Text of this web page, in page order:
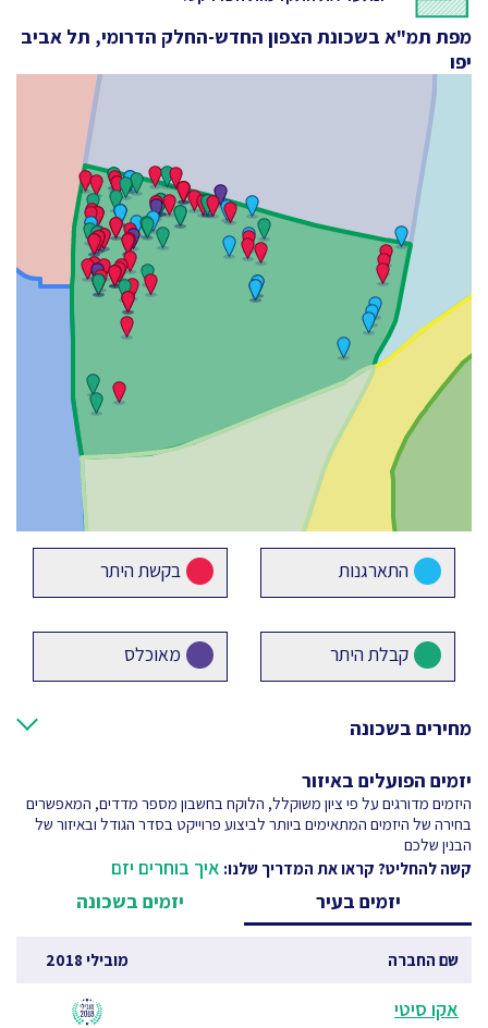
מפת תמ"א בשכונת הצפון החדש-החלק הדרומי, תל אביב
יפו
התארגנות בקשת היתר
קבלת היתר מאוכלס
מחירים בשכונה
יזמים הפועלים באיזור
היזמים מדורגים על פי ציון משוקלל, הלוקח בחשבון מספר מדדים, המאפשרים
בחירה של היזמים המתאימים ביותר לביצוע פרוייקט בסדר הגודל ובאיזור של
הבנין שלכם
קשה להחליט? קראו את המדריך שלנו: איך בוחרים יזם
יזמים בעיר
יזמים בשכונה
שם החברה מובילי 2018
אקו סיטי